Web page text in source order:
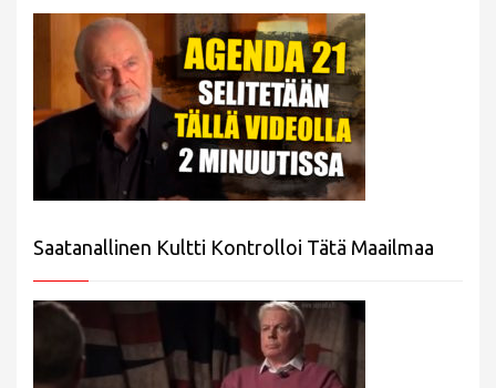
Saatanallinen Kultti Kontrolloi Tätä Maailmaa